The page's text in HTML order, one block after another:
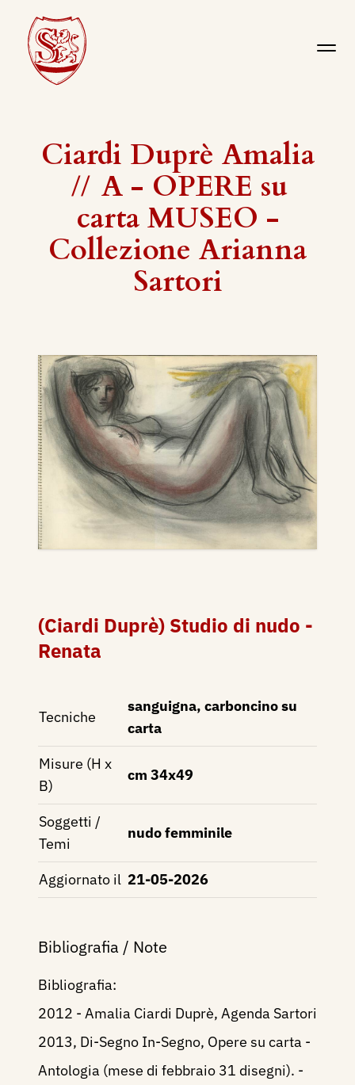
Ciardi Duprè Amalia
// A - OPERE su
carta MUSEO -
Collezione Arianna
Sartori
(Ciardi Duprè) Studio di nudo -
Renata
Tecniche
sanguigna, carboncino su
carta
Misure (H x
B)
cm 34x49
Soggetti /
Temi
nudo femminile
Aggiornato il 21-05-2026
Bibliografia / Note
Bibliografia:
2012 - Amalia Ciardi Duprè, Agenda Sartori
2013, Di-Segno In-Segno, Opere su carta -
Antologia (mese di febbraio 31 disegni). -